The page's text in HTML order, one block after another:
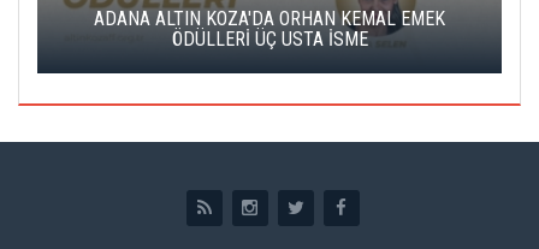
ADANA ALTIN KOZA'DA ORHAN KEMAL EMEK
ÖDÜLLERİ ÜÇ USTA İSME